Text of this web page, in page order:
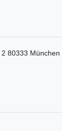
2 80333 München